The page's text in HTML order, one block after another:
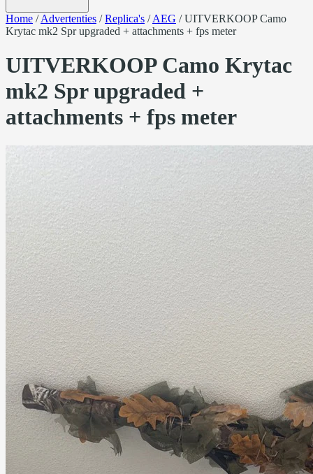
Home /Advertenties /Replica's /AEG /UITVERKOOP Camo
Krytac mk2 Spr upgraded + attachments + fps meter
UITVERKOOP Camo Krytac
mk2 Spr upgraded +
attachments + fps meter